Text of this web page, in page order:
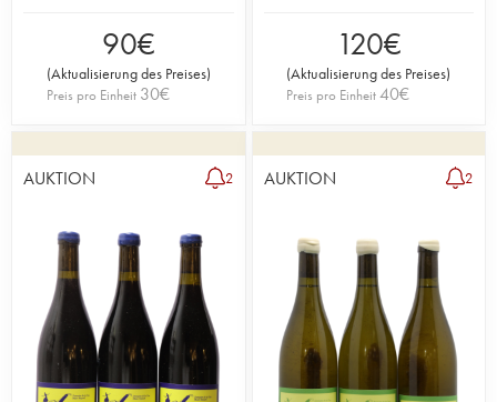
90€
(Aktualisierung des Preises)
Preis pro Einheit 30€
120€
(Aktualisierung des Preises)
Preis pro Einheit40€
AUKTION 2 AUKTION 2